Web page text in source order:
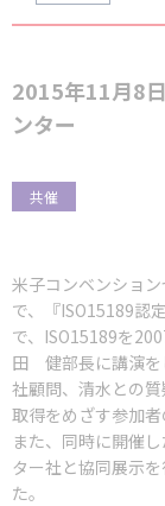
2015年11月8
ンター
共催
米子コンベンショ
で、『ISO15189認
で、ISO15189を
田 健部長に講演を
社顧問、清水との
取得をめざす参加者
また、同時に開催
ター社と協同展示
た。